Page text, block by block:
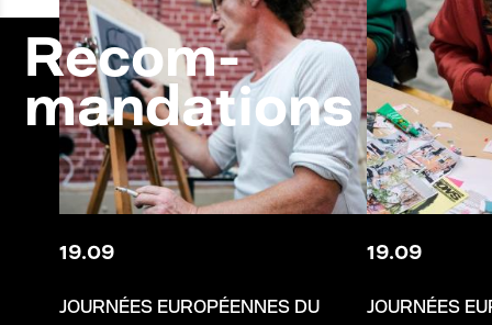
Recom-
mandations
19.09
JOURNÉES EUROPÉENNES DU
19.09
JOURNÉES